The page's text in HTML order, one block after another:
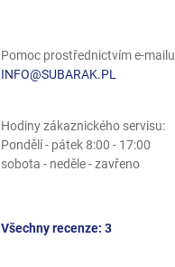
Pomoc prostřednictvím e-mailu
INFO@SUBARAK.PL
Hodiny zákaznického servisu:
Pondělí - pátek 8:00 - 17:00
sobota - neděle - zavřeno
Všechny recenze: 3